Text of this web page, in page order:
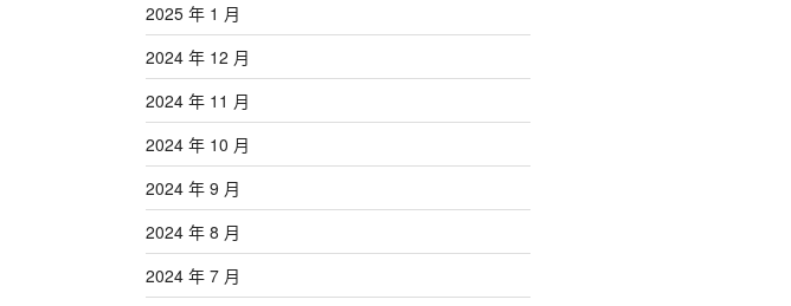
2025 年 1 月
2024 年 12 月
2024 年 11 月
2024 年 10 月
2024 年 9 月
2024 年 8 月
2024 年 7 月